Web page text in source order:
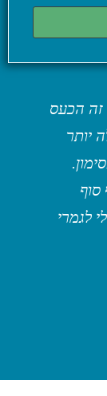
זה הכעס
יותר
סוף
לגמרי